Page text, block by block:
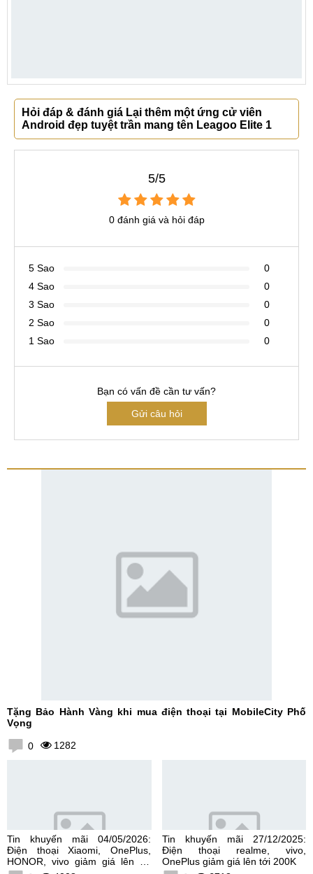
Hỏi đáp & đánh giá Lại thêm một ứng cử viên
Android đẹp tuyệt trần mang tên Leagoo Elite 1
5/5
0 đánh giá và hỏi đáp
5 Sao
0
4 Sao
0
3 Sao
0
2 Sao
0
1 Sao
0
Bạn có vấn đề cần tư vấn?
Gửi câu hỏi
Tặng Bảo Hành Vàng khi mua điện thoại tại MobileCity Phố
Vọng
0 1282
Tin khuyến mãi 04/05/2026:
Điện thoại Xiaomi, OnePlus,
HONOR, vivo giảm giá lên tới
Tin khuyến mãi 27/12/2025:
Điện thoại realme, vivo,
OnePlus giảm giá lên tới 200K